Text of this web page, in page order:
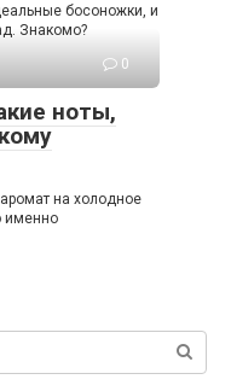
босоножки, и
Знакомо?
0
ноты,
на холодное
именно